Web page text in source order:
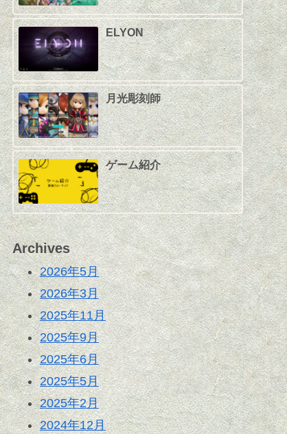
ELYON
月光彫刻師
ゲーム紹介
Archives
2026年5月
2026年3月
2025年11月
2025年9月
2025年6月
2025年5月
2025年2月
2024年12月